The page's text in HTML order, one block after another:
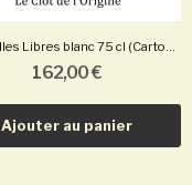
Les Quilles Libres blanc 75 cl (Carton de 6...
162,00 €
Ajouter au panier